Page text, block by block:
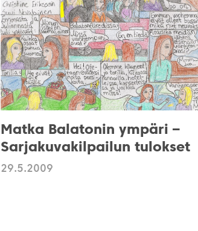
Matka Balatonin ympäri –
Sarjakuvakilpailun tulokset
29.5.2009